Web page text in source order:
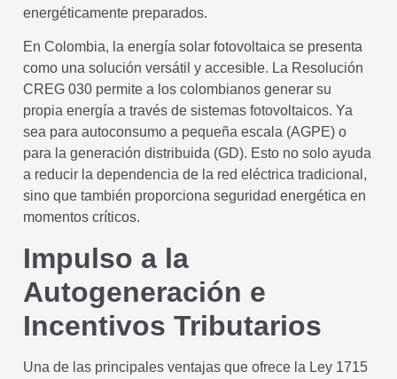
energéticamente preparados.
En Colombia, la energía solar fotovoltaica se presenta
como una solución versátil y accesible. La Resolución
CREG 030 permite a los colombianos generar su
propia energía a través de sistemas fotovoltaicos. Ya
sea para autoconsumo a pequeña escala (AGPE) o
para la generación distribuida (GD). Esto no solo ayuda
a reducir la dependencia de la red eléctrica tradicional,
sino que también proporciona seguridad energética en
momentos críticos.
Impulso a la
Autogeneración e
Incentivos Tributarios
Una de las principales ventajas que ofrece la Ley 1715